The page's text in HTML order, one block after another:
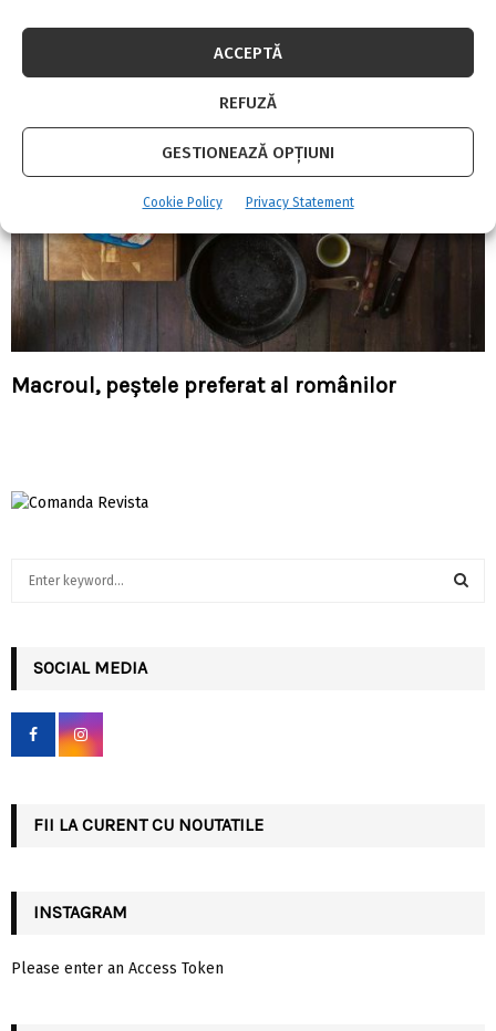
ACCEPTĂ
REFUZĂ
GESTIONEAZĂ OPȚIUNI
Cookie Policy Privacy Statement
Macroul, peștele preferat al românilor
h
f
r
SOCIAL MEDIA
FII LA CURENT CU NOUTATILE
INSTAGRAM
Please enter an Access Token